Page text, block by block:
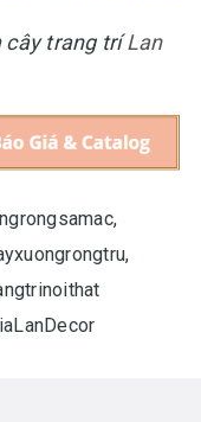
cây trang tríLan